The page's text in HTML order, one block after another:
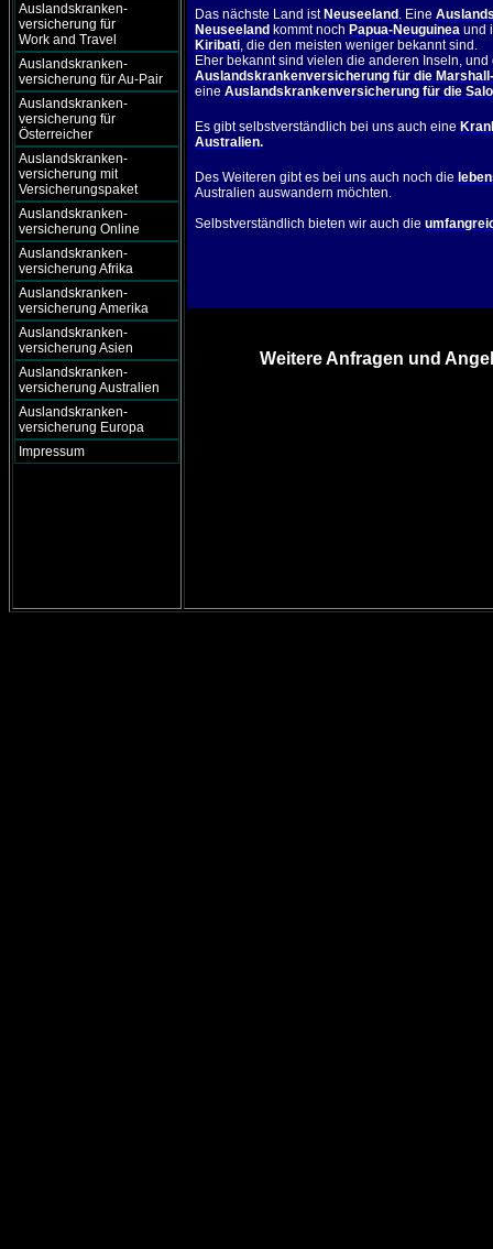
Auslandskranken-
versicherung für
Work and Travel
Auslandskranken-
versicherung für Au-Pair
Auslandskranken-
versicherung für
Österreicher
Auslandskranken-
versicherung mit
Versicherungspaket
Auslandskranken-
versicherung Online
Auslandskranken-
versicherung Afrika
Auslandskranken-
versicherung Amerika
Auslandskranken-
versicherung Asien
Auslandskranken-
versicherung Australien
Auslandskranken-
versicherung Europa
Impressum
Das nächste Land ist Neuseeland . Eine
Neuseeland kommt noch Papua-Neuguinea und
Kiribati, die den meisten weniger bekannt sind.
Eher bekannt sind vielen die anderen Inseln,
Auslandskrankenversicherung für die
eineAuslandskrankenversicherung für die
Es gibt selbstverständlich bei uns auch eine
Australien.
Des Weiteren gibt es bei uns auch noch die
Australien auswandern möchten.
Selbstverständlich bieten wir auch die
Weitere Anfragen und